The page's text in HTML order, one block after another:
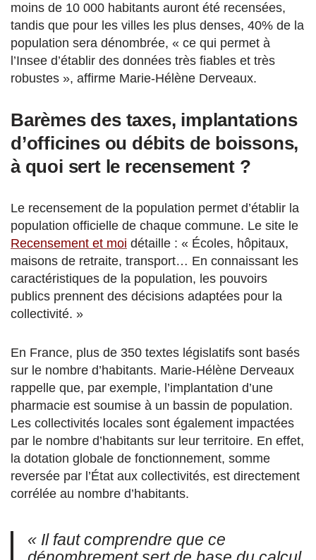
moins de 10 000 habitants auront été recensées,
tandis que pour les villes les plus denses, 40% de la
population sera dénombrée, « ce qui permet à
l’Insee d’établir des données très fiables et très
robustes », affirme Marie-Hélène Derveaux.
Barèmes des taxes, implantations
d’officines ou débits de boissons,
à quoi sert le recensement ?
Le recensement de la population permet d’établir la
population officielle de chaque commune. Le site le
Recensement et moi détaille : « Écoles, hôpitaux,
maisons de retraite, transport… En connaissant les
caractéristiques de la population, les pouvoirs
publics prennent des décisions adaptées pour la
collectivité. »
En France, plus de 350 textes législatifs sont basés
sur le nombre d’habitants. Marie-Hélène Derveaux
rappelle que, par exemple, l’implantation d’une
pharmacie est soumise à un bassin de population.
Les collectivités locales sont également impactées
par le nombre d’habitants sur leur territoire. En effet,
la dotation globale de fonctionnement, somme
reversée par l’État aux collectivités, est directement
corrélée au nombre d’habitants.
« Il faut comprendre que ce